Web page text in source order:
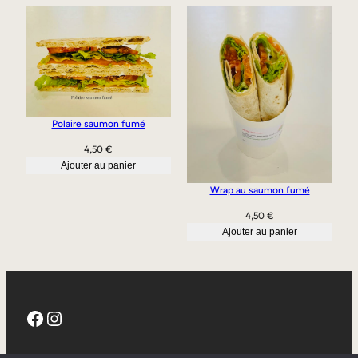
Polaire saumon fumé
4,50 €
Ajouter au panier
Wrap au saumon fumé
4,50 €
Ajouter au panier
Facebook Instagram